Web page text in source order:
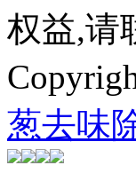
权益,请
葱去味